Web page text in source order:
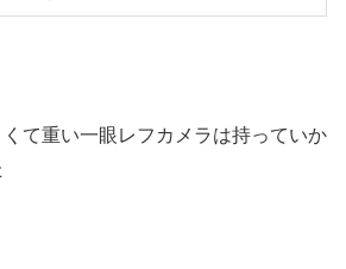
て重い一眼レフカメラは持っていか